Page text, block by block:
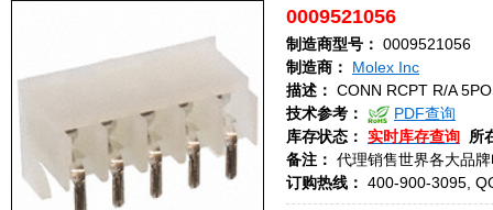
0009521056
制造商型号： 0009521056
制造商：
Molex Inc
描述： CONN RCPT R/A
技术参考：
PDF查询
库存状态： 实时库存查询
所
备注： 代理销售世界各大品
订购热线： 400-900-3095,